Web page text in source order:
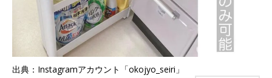
出典：Instagramアカウント「okojyo_seiri」